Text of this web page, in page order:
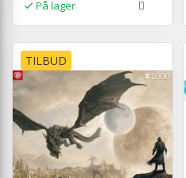
På lager
TILBUD